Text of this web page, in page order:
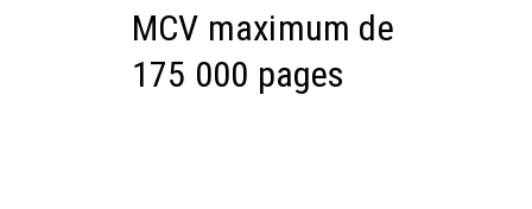
MCV maximum de
175 000 pages